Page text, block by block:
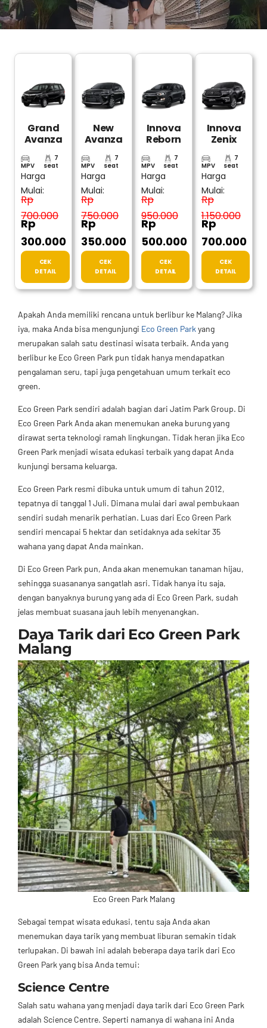
Grand
Avanza
MPV
7
seat
Harga
Mulai:
Rp
700.000
Rp
300.000
CEK
DETAIL
New
Avanza
MPV
7
seat
Harga
Mulai:
Rp
750.000
Rp
350.000
CEK
DETAIL
Innova
Reborn
MPV
7
seat
Harga
Mulai:
Rp
950.000
Rp
500.000
CEK
DETAIL
Innova
Zenix
MPV
7
seat
Harga
Mulai:
Rp
1.150.000
Rp
700.000
CEK
DETAIL
Apakah Anda memiliki rencana untuk berlibur ke Malang? Jika
iya, maka Anda bisa mengunjungi Eco Green Park yang
merupakan salah satu destinasi wisata terbaik. Anda yang
berlibur ke Eco Green Park pun tidak hanya mendapatkan
pengalaman seru, tapi juga pengetahuan umum terkait eco
green.
Eco Green Park sendiri adalah bagian dari Jatim Park Group. Di
Eco Green Park Anda akan menemukan aneka burung yang
dirawat serta teknologi ramah lingkungan. Tidak heran jika Eco
Green Park menjadi wisata edukasi terbaik yang dapat Anda
kunjungi bersama keluarga.
Eco Green Park resmi dibuka untuk umum di tahun 2012,
tepatnya di tanggal 1 Juli. Dimana mulai dari awal pembukaan
sendiri sudah menarik perhatian. Luas dari Eco Green Park
sendiri mencapai 5 hektar dan setidaknya ada sekitar 35
wahana yang dapat Anda mainkan.
Di Eco Green Park pun, Anda akan menemukan tanaman hijau,
sehingga suasananya sangatlah asri. Tidak hanya itu saja,
dengan banyaknya burung yang ada di Eco Green Park, sudah
jelas membuat suasana jauh lebih menyenangkan.
Daya Tarik dari Eco Green Park
Malang
Eco Green Park Malang
Sebagai tempat wisata edukasi, tentu saja Anda akan
menemukan daya tarik yang membuat liburan semakin tidak
terlupakan. Di bawah ini adalah beberapa daya tarik dari Eco
Green Park yang bisa Anda temui:
Science Centre
Salah satu wahana yang menjadi daya tarik dari Eco Green Park
adalah Science Centre. Seperti namanya di wahana ini Anda